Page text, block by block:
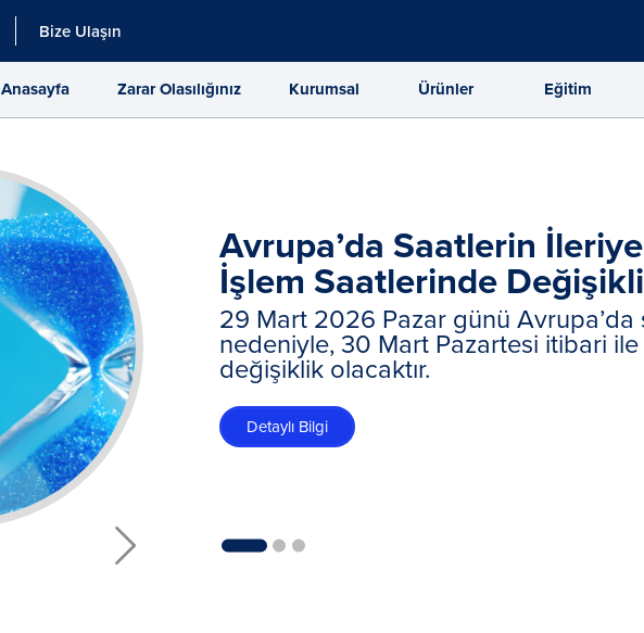
Bize Ulaşın
Anasayfa Zarar Olasılığınız Kurumsal Ürünler Eğitim
ABD’de Yaz Saati
Saatleri Değişiyor!
8 Mart 2026 Pazar Günü ABD’ de
uygulamasına geçilecektir. ABD
geçinceye kadar yeni işlem saatleri
Detaylı Bilgi
2